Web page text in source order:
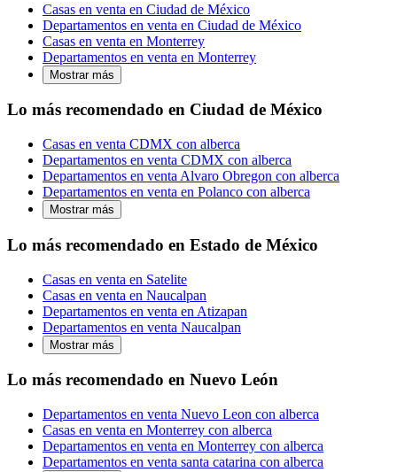
Casas en venta en Ciudad de México
Departamentos en venta en Ciudad de México
Casas en venta en Monterrey
Departamentos en venta en Monterrey
Mostrar más
Lo más recomendado en Ciudad de México
Casas en venta CDMX con alberca
Departamentos en venta CDMX con alberca
Departamentos en venta Alvaro Obregon con alberca
Departamentos en venta en Polanco con alberca
Mostrar más
Lo más recomendado en Estado de México
Casas en venta en Satelite
Casas en venta en Naucalpan
Departamentos en venta en Atizapan
Departamentos en venta Naucalpan
Mostrar más
Lo más recomendado en Nuevo León
Departamentos en venta Nuevo Leon con alberca
Casas en venta en Monterrey con alberca
Departamentos en venta en Monterrey con alberca
Departamentos en venta santa catarina con alberca